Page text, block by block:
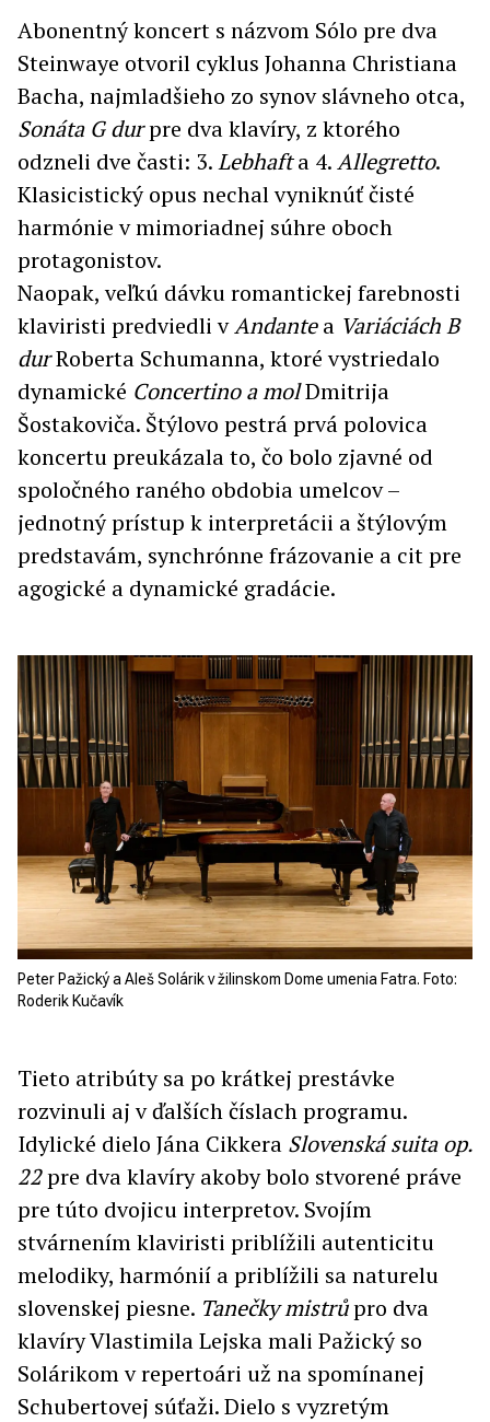
Abonentný koncert s názvom Sólo pre dva
Steinwaye otvoril cyklus Johanna Christiana
Bacha, najmladšieho zo synov slávneho otca,
Sonáta G durpre dva klavíry, z ktorého
odzneli dve časti: 3.Lebhafta 4.Allegretto.
Klasicistický opus nechal vyniknúť čisté
harmónie v mimoriadnej súhre oboch
protagonistov.
Naopak, veľkú dávku romantickej farebnosti
klaviristi predviedli vAndantea Variáciách B
durRoberta Schumanna, ktoré vystriedalo
dynamické Concertino a molDmitrija
Šostakoviča. Štýlovo pestrá prvá polovica
koncertu preukázala to, čo bolo zjavné od
spoločného raného obdobia umelcov –
jednotný prístup k interpretácii a štýlovým
predstavám, synchrónne frázovanie a cit pre
agogické a dynamické gradácie.
Peter Pažický a Aleš Solárik v žilinskom Dome umenia Fatra. Foto:
Roderik Kučavík
Tieto atribúty sa po krátkej prestávke
rozvinuli aj v ďalších číslach programu.
Idylické dielo Jána Cikkera Slovenská suita op.
22pre dva klavíry akoby bolo stvorené práve
pre túto dvojicu interpretov. Svojím
stvárnením klaviristi priblížili autenticitu
melodiky, harmónií a priblížili sa naturelu
slovenskej piesne. Tanečky mistrůpro dva
klavíry Vlastimila Lejska mali Pažický so
Solárikom v repertoári už na spomínanej
Schubertovej súťaži. Dielo s vyzretým